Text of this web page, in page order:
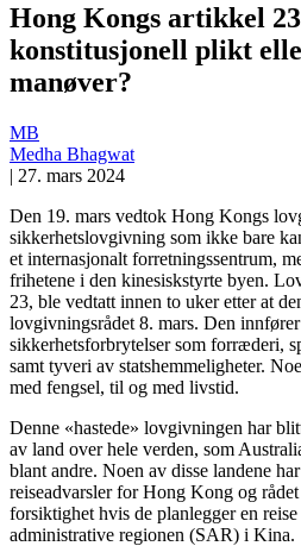
Hong Kongs artikkel
konstitusjonell plikt
manøver?
MB
Medha Bhagwat
| 27. mars 2024
Den 19. mars vedtok Hong Kongs
sikkerhetslovgivning som ikke bare
et internasjonalt forretningssentrum,
frihetene i den kinesiskstyrte byen.
23, ble vedtatt innen to uker etter at
lovgivningsrådet 8. mars. Den
sikkerhetsforbrytelser som forræderi,
samt tyveri av statshemmeligheter.
med fengsel, til og med livstid.
Denne «hastede» lovgivningen har
av land over hele verden, som
blant andre. Noen av disse landene
reiseadvarsler for Hong Kong og
forsiktighet hvis de planlegger en
administrative regionen (SAR) i Kina.